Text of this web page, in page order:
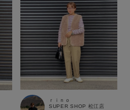
WEB限定
在庫なし含む
ｒｉｎｏ
SUPER SHOP 松江店